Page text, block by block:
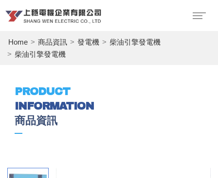
Home 商品資訊 發電機
柴油引擎發電機
柴油引擎發電機
PRODUCT
INFORMATION
商品資訊